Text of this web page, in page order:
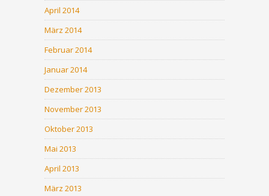
April 2014
März 2014
Februar 2014
Januar 2014
Dezember 2013
November 2013
Oktober 2013
Mai 2013
April 2013
März 2013